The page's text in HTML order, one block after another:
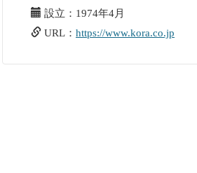
設立：1974年4月
URL： https://www.kora.co.jp